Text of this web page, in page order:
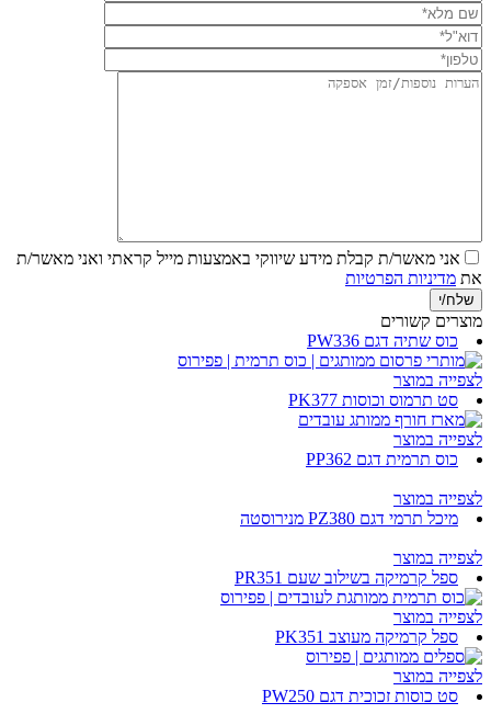
אני מאשר/ת קבלת מידע שיווקי באמצעות מייל קראתי ואני מאשר/ת
את מדיניות הפרטיות
מוצרים קשורים
כוס שתיה דגם PW336
לצפייה במוצר
סט תרמוס וכוסות PK377
לצפייה במוצר
כוס תרמית דגם PP362
לצפייה במוצר
מיכל תרמי דגם PZ380 מנירוסטה
לצפייה במוצר
ספל קרמיקה בשילוב שעם PR351
לצפייה במוצר
ספל קרמיקה מעוצב PK351
לצפייה במוצר
סט כוסות זכוכית דגם PW250